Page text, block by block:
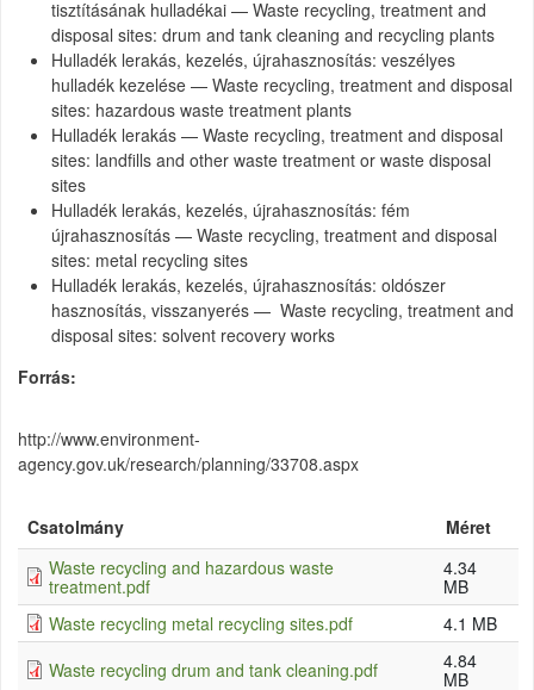
tisztításának hulladékai — Waste recycling, treatment and
disposal sites: drum and tank cleaning and recycling plants
Hulladék lerakás, kezelés, újrahasznosítás: veszélyes
hulladék kezelése — Waste recycling, treatment and disposal
sites: hazardous waste treatment plants
Hulladék lerakás — Waste recycling, treatment and disposal
sites: landfills and other waste treatment or waste disposal
sites
Hulladék lerakás, kezelés, újrahasznosítás: fém
újrahasznosítás — Waste recycling, treatment and disposal
sites: metal recycling sites
Hulladék lerakás, kezelés, újrahasznosítás: oldószer
hasznosítás, visszanyerés — Waste recycling, treatment and
disposal sites: solvent recovery works
Forrás
http://www.environment-
agency.gov.uk/research/planning/33708.aspx
Csatolmány
Méret
Waste recycling and hazardous waste
treatment.pdf
4.34
MB
Waste recycling metal recycling sites.pdf
4.1 MB
Waste recycling drum and tank cleaning.pdf
4.84
MB